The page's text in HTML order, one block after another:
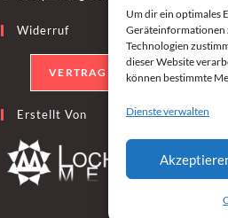
Um dir ein optimales
Geräteinformationen
Technologien
dieser Website
können bestimmte
Dienste verwalten
Widerruf
VERTRAG WIDERRUFEN
Erstellt Von